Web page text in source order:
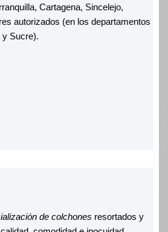
Cartagena, Sincelejo,
autorizados (en los departamentos
y Sucre).
de colchones resortados y